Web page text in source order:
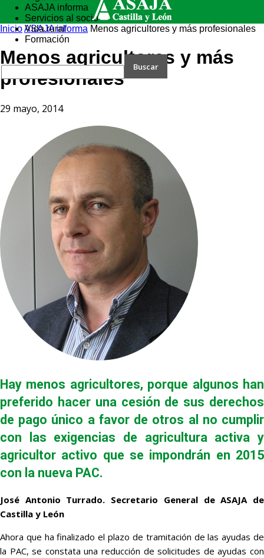
ASAJA informa
Servicios al socio
Vida rural
Formación
InicioASAJA informa Menos agricultores y más profesionales
Menos agricultores y más
profesionales
29 mayo, 2014
Hay menos agricultores, porque algunos han
preferido hacer una cesión de sus derechos
de pago único a favor de otros al no cumplir
con las exigencias de agricultura activa y
agricultor activo que se impondrán en 2015
con la nueva PAC.
José Antonio Turrado. Secretario General de ASAJA de
Castilla y León
Ahora que ha finalizado el plazo de tramitación de las ayudas de
la PAC, se constata una reducción de solicitudes de ayudas con